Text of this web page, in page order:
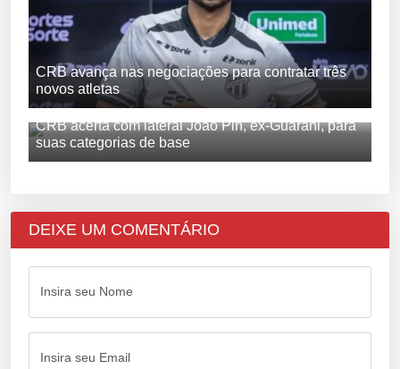
CRB avança nas negociações para contratar três
novos atletas
CRB acerta com lateral João Pin, ex-Guarani, para
suas categorias de base
DEIXE UM COMENTÁRIO
Insira seu Nome
Insira seu Email